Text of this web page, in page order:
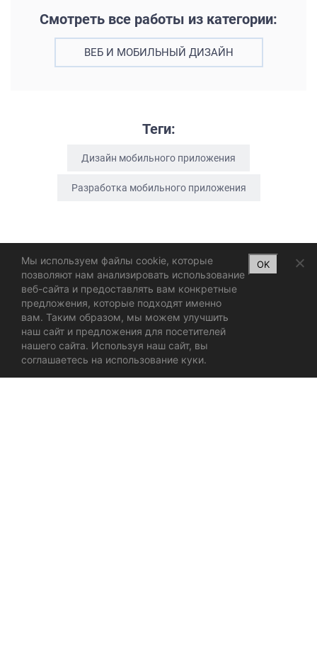
Смотреть все работы из категории:
ВЕБ И МОБИЛЬНЫЙ ДИЗАЙН
Теги:
Дизайн мобильного приложения
Разработка мобильного приложения
Мы используем файлы cookie, которые
позволяют нам анализировать использование
веб-сайта и предоставлять вам конкретные
предложения, которые подходят именно
вам. Таким образом, мы можем улучшить
наш сайт и предложения для посетителей
нашего сайта. Используя наш сайт, вы
соглашаетесь на использование куки.
OK